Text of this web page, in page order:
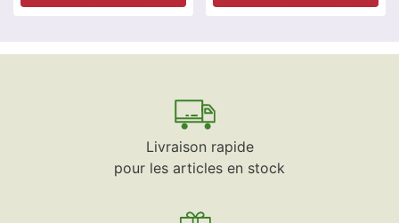
Livraison rapide
pour les articles en stock